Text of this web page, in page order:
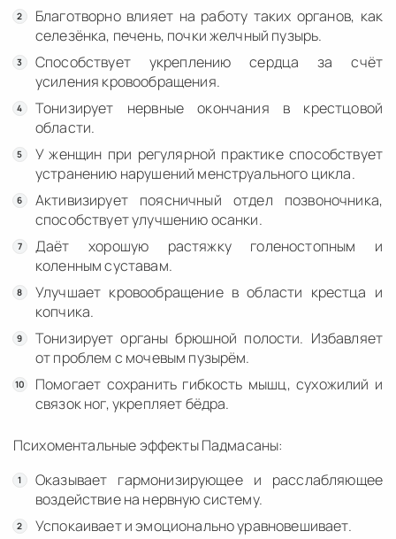
Благотворно влияет на работу таких органов, как
селезёнка, печень, почки желчный пузырь.
Способствует укреплению сердца за счёт
усиления кровообращения.
Тонизирует нервные окончания в крестцовой
области.
У женщин при регулярной практике способствует
устранению нарушений менструального цикла.
Активизирует поясничный отдел позвоночника,
способствует улучшению осанки.
Даёт хорошую растяжку голеностопным и
коленным суставам.
Улучшает кровообращение в области крестца и
копчика.
Тонизирует органы брюшной полости. Избавляет
от проблем с мочевым пузырём.
Помогает сохранить гибкость мышц, сухожилий и
связок ног, укрепляет бёдра.
Психоментальные эффекты Падмасаны:
Оказывает гармонизирующее и расслабляющее
воздействие на нервную систему.
Успокаивает и эмоционально уравновешивает.